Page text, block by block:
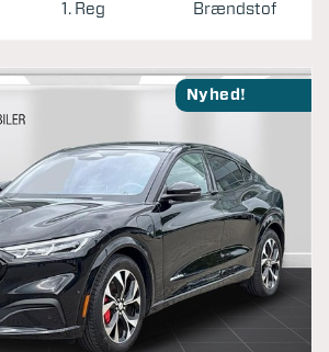
1. Reg
Brændstof
Nyhed!